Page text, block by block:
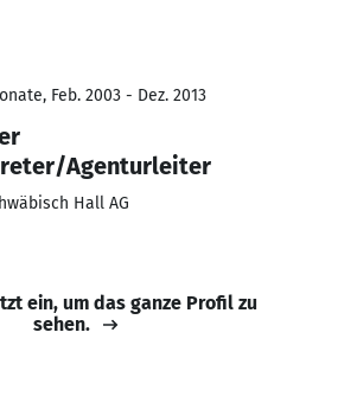
Feb. 2003 - Dez. 2013
Agenturleiter
Hall AG
ein, um das ganze Profil zu
sehen.